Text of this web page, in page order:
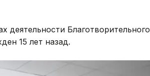
деятельности Благотворительного
15 лет назад.